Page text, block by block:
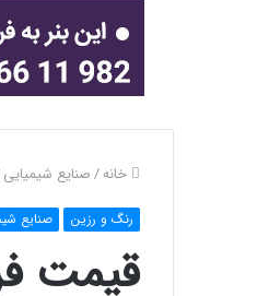
خانه/صنایع شیمیایی
رنگ و رزین صنایع
قیمت